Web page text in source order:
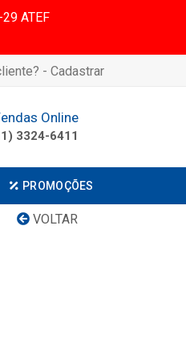
ATEF
- Cadastrar
Online
3324-6411
PROMOÇÕES
VOLTAR